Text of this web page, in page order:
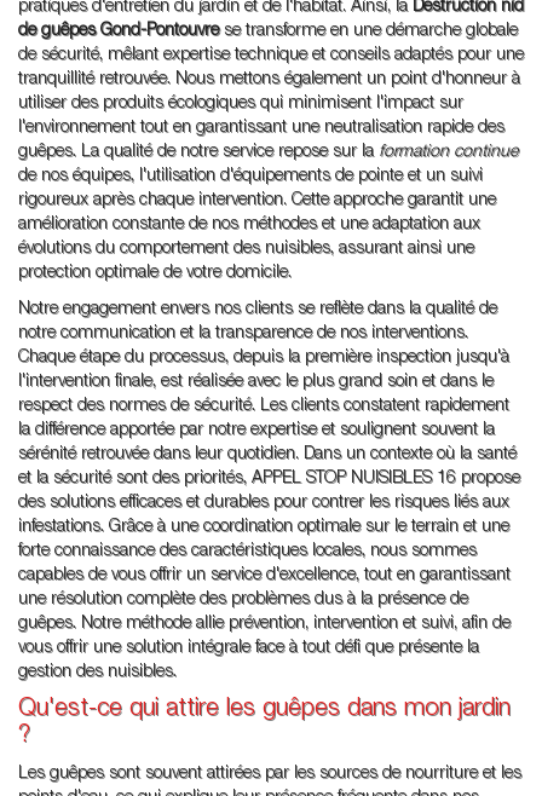
pratiques d'entretien du jardin et de l'habitat. Ainsi, la Destruction nid
de guêpes Gond-Pontouvrese transforme en une démarche globale
de sécurité, mêlant expertise technique et conseils adaptés pour une
tranquillité retrouvée. Nous mettons également un point d'honneur à
utiliser des produits écologiques qui minimisent l'impact sur
l'environnement tout en garantissant une neutralisation rapide des
guêpes. La qualité de notre service repose sur la formation continue
de nos équipes, l'utilisation d'équipements de pointe et un suivi
rigoureux après chaque intervention. Cette approche garantit une
amélioration constante de nos méthodes et une adaptation aux
évolutions du comportement des nuisibles, assurant ainsi une
protection optimale de votre domicile.
Notre engagement envers nos clients se reflète dans la qualité de
notre communication et la transparence de nos interventions.
Chaque étape du processus, depuis la première inspection jusqu'à
l'intervention finale, est réalisée avec le plus grand soin et dans le
respect des normes de sécurité. Les clients constatent rapidement
la différence apportée par notre expertise et soulignent souvent la
sérénité retrouvée dans leur quotidien. Dans un contexte où la santé
et la sécurité sont des priorités, APPEL STOP NUISIBLES 16 propose
des solutions efficaces et durables pour contrer les risques liés aux
infestations. Grâce à une coordination optimale sur le terrain et une
forte connaissance des caractéristiques locales, nous sommes
capables de vous offrir un service d'excellence, tout en garantissant
une résolution complète des problèmes dus à la présence de
guêpes. Notre méthode allie prévention, intervention et suivi, afin de
vous offrir une solution intégrale face à tout défi que présente la
gestion des nuisibles.
Qu'est-ce qui attire les guêpes dans mon jardin
?
Les guêpes sont souvent attirées par les sources de nourriture et les